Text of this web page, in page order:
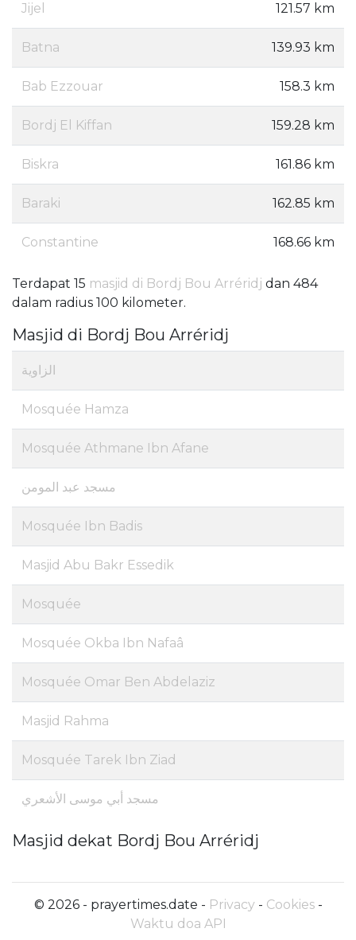
Jijel 121.57 km
Batna 139.93 km
Bab Ezzouar 158.3 km
Bordj El Kiffan 159.28 km
Biskra 161.86 km
Baraki 162.85 km
Constantine 168.66 km
Terdapat 15 masjid di Bordj Bou Arréridj dan 484
dalam radius 100 kilometer.
Masjid di Bordj Bou Arréridj
الزاوية
Mosquée Hamza
Mosquée Athmane Ibn Afane
مسجد عبد المومن
Mosquée Ibn Badis
Masjid Abu Bakr Essedik
Mosquée
Mosquée Okba Ibn Nafaâ
Mosquée Omar Ben Abdelaziz
Masjid Rahma
Mosquée Tarek Ibn Ziad
مسجد أبي موسى الأشعري
Masjid dekat Bordj Bou Arréridj
© 2026 - prayertimes.date - Privacy- Cookies-
Waktu doa API